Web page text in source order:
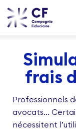
frais
Professionnels
avocats…
nécessitent